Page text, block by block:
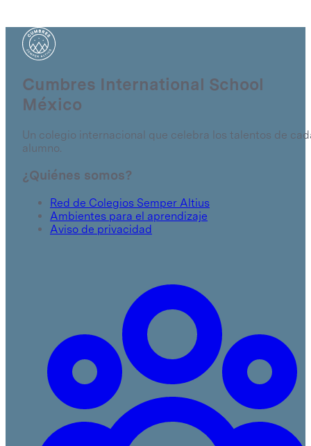
Cumbres International School
México
Un colegio internacional que celebra los talentos de
alumno.
¿Quiénes somos?
Red de Colegios Semper Altius
Ambientes para el aprendizaje
Aviso de privacidad